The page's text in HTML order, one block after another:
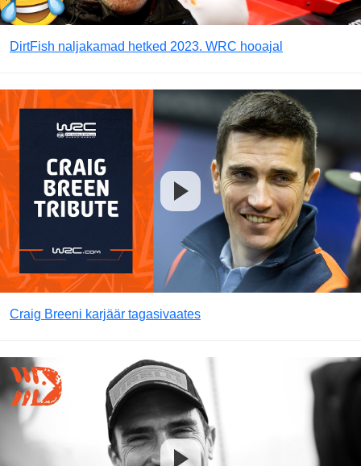
DirtFish naljakamad hetked 2023. WRC hooajal
Craig Breeni karjäär tagasivaates